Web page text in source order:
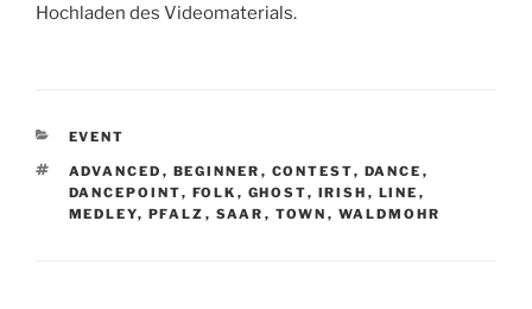
Hochladen des Videomaterials.
KATEGORIEN
EVENT
SCHLAGWÖRTER
ADVANCED , BEGINNER , CONTEST, DANCE ,
DANCEPOINT, FOLK , GHOST, IRISH , LINE ,
MEDLEY, PFALZ , SAAR , TOWN , WALDMOHR